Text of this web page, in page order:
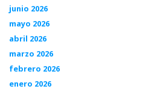
junio 2026
mayo 2026
abril 2026
marzo 2026
febrero 2026
enero 2026